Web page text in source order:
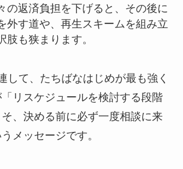
の返済負担を下げると、その後に
外す道や、再生スキームを組み立
肢も狭まります。
して、たちばなはじめが最も強く
リスケジュールを検討する段階
、決める前に必ず一度相談に来
メッセージです。